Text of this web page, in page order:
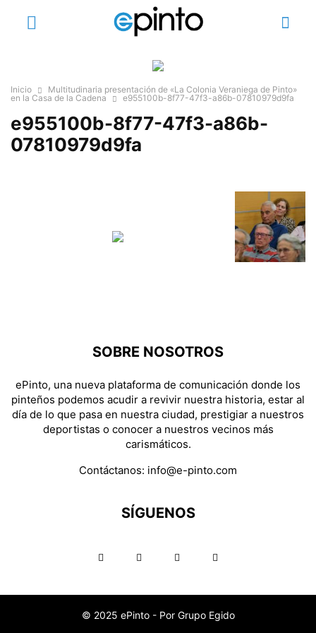
Inicio
Multitudinaria presentación de «La Colonia Veraniega de Pinto»
en la Casa de la Cadena
e955100b-8f77-47f3-a86b-07810979d9fa
e955100b-8f77-47f3-a86b-
07810979d9fa
SOBRE NOSOTROS
ePinto, una nueva plataforma de comunicación donde los
pinteños podemos acudir a revivir nuestra historia, estar al
día de lo que pasa en nuestra ciudad, prestigiar a nuestros
deportistas o conocer a nuestros vecinos más
carismáticos.
Contáctanos: info@e-pinto.com
SÍGUENOS
© 2025 ePinto - Por Grupo Egido